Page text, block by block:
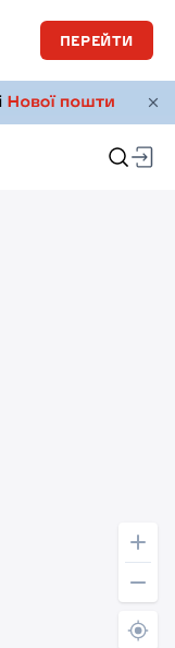
ПЕРЕЙТИ